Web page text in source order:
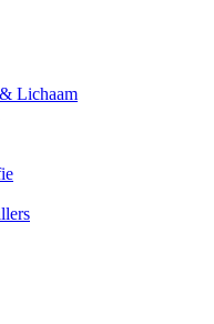
Lichaam